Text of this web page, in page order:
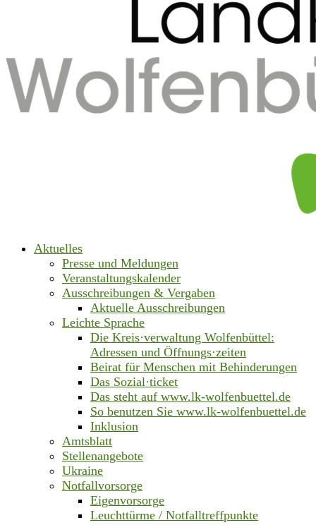
Aktuelles
Presse und Meldungen
Veranstaltungskalender
Ausschreibungen & Vergaben
Aktuelle Ausschreibungen
Leichte Sprache
Die Kreis·verwaltung Wolfenbüttel:
Adressen und Öffnungs·zeiten
Beirat für Menschen mit Behinderungen
Das Sozial·ticket
Das steht auf www.lk-wolfenbuettel.de
So benutzen Sie www.lk-wolfenbuettel.de
Inklusion
Amtsblatt
Stellenangebote
Ukraine
Notfallvorsorge
Eigenvorsorge
Leuchttürme / Notfalltreffpunkte